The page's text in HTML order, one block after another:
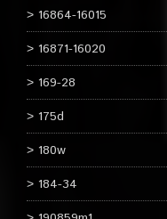
16864-16015
16871-16020
169-28
175d
180w
184-34